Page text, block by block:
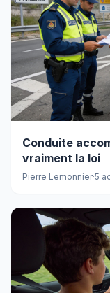
Conduite
vraiment la loi
Pierre Lemonnier·5